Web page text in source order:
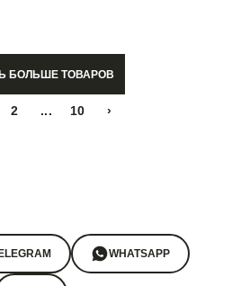
БОЛЬШЕ ТОВАРОВ
2 ... 10 ›
WHATSAPP